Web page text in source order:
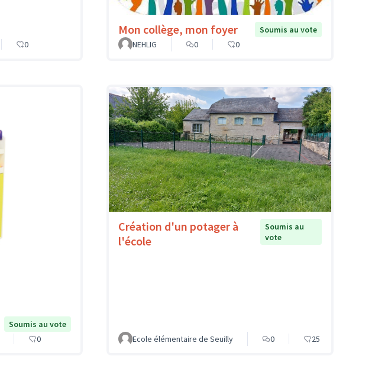
0
Mon collège, mon foyer
Soumis au vote
NEHLIG
0 0
Soumis au vote
0
Création d'un potager à
l'école
Soumis au
vote
Ecole élémentaire de Seuilly 0 25